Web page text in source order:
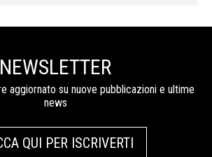
NEWSLETTER
aggiornato su nuove pubblicazioni e ultime
news
QUI PER ISCRIVERTI